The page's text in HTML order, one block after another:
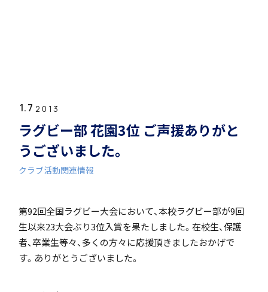
1.7 2013
ラグビー部 花園3位 ご声援ありがと
うございました。
クラブ活動関連情報
第92回全国ラグビー大会において、本校ラグビー部が9回
生以来23大会ぶり3位入賞を果たしました。在校生、保護
者、卒業生等々、多くの方々に応援頂きましたおかげで
す。ありがとうございました。
学校長挨拶